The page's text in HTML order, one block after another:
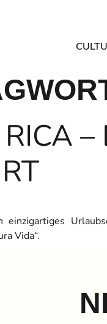
einzigartiges
Vida“.